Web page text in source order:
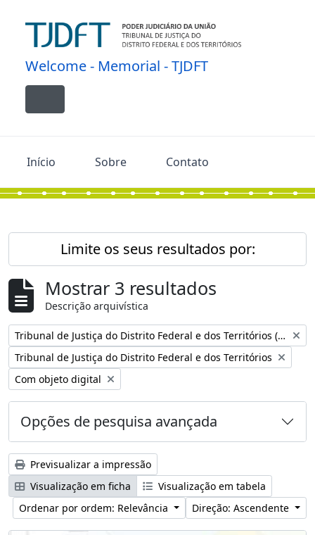
Welcome - Memorial - TJDFT
Toggle navigation
Início Sobre Contato
Limite os seus resultados por:
Mostrar 3 resultados
Descrição arquivística
Remover filtro:
Tribunal de Justiça do Distrito Federal e dos Territórios (Brasil)
Remover filtro:
Tribunal de Justiça do Distrito Federal e dos Territórios
Remover filtro:
Com objeto digital
Opções de pesquisa avançada
Previsualizar a impressão
Visualização em ficha
Visualização em tabela
Ordenar por ordem: Relevância
Direção: Ascendente